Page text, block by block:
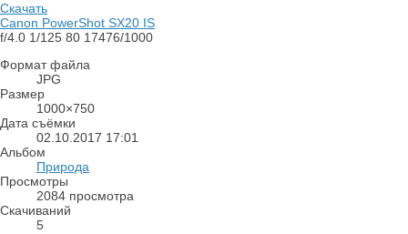
Скачать
Canon PowerShot SX20 IS
f/4.0 1/125 80 17476/1000
Формат файла
JPG
Размер
1000×750
Дата съёмки
02.10.2017 17:01
Альбом
Природа
Просмотры
2084 просмотра
Скачиваний
5